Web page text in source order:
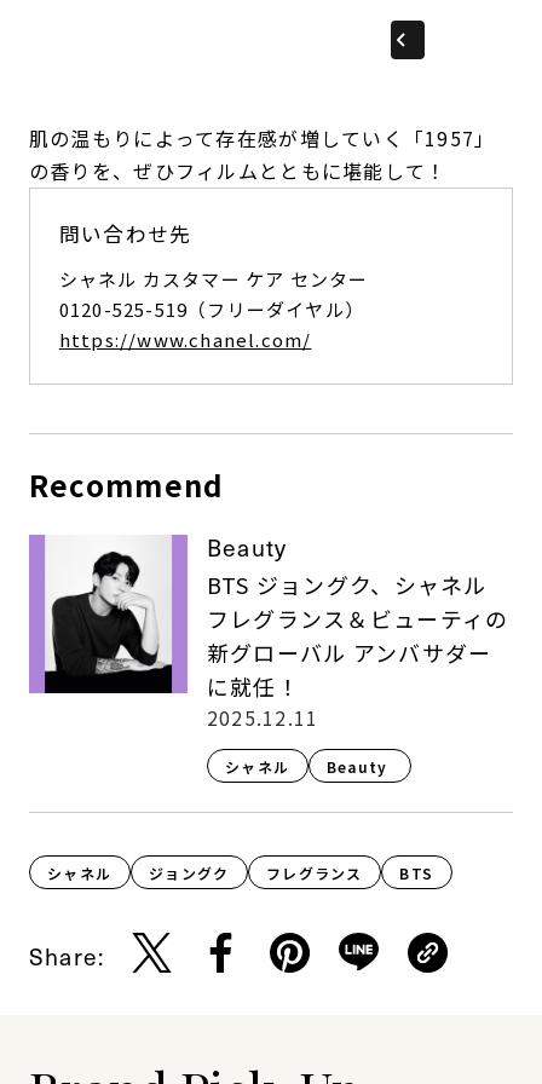
肌の温もりによって存在感が増していく「1957」
の香りを、ぜひフィルムとともに堪能して！
問い合わせ先
シャネル カスタマー ケア センター
0120-525-519（フリーダイヤル）
https://www.chanel.com/
Recommend
Beauty
BTS ジョングク、シャネル
フレグランス＆ビューティの
新グローバル アンバサダー
に就任！
2025.12.11
シャネル Beauty ​
シャネル ジョングク フレグランス BTS
Share: